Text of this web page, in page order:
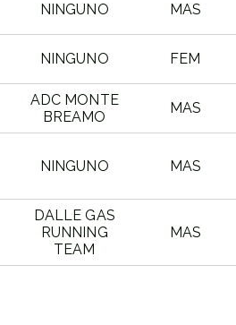
NINGUNO MAS
NINGUNO FEM
ADC MONTE
BREAMO
MAS
NINGUNO MAS
DALLE GAS
RUNNING
TEAM
MAS